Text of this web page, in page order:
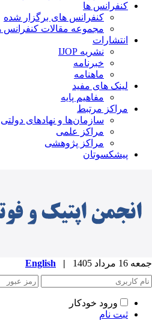
کنفرانس ها
کنفرانس های برگزار شده
مجموعه مقالات کنفرانس ها
انتشارات
نشریه IJOP
خبرنامه
ماهنامه
لینک های مفید
مفاهیم پایه
مراکز مرتبط
سازمان‌ها و نهادهای دولتی
مراکز علمی
مراکز پژوهشی
پیشکسوتان
مرداد 1405 |
English
ورود خودکار
ثبت نام